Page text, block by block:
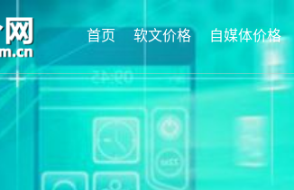
首页 软文价格 自媒体价格